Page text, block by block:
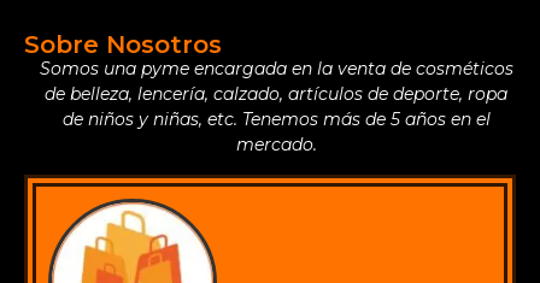
Sobre Nosotros
Somos una pyme encargada en la venta de cosméticos
de belleza, lencería, calzado, artículos de deporte, ropa
de niños y niñas, etc. Tenemos más de 5 años en el
mercado.